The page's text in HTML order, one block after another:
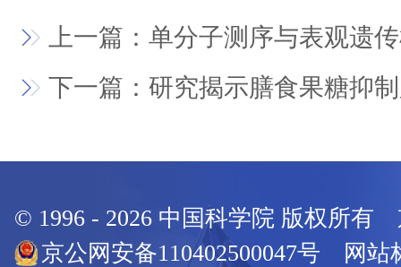
上一篇：单分子测序与表观遗
下一篇：研究揭示膳食果糖抑
© 1996 - 2026 中国科学院 版权所有
京公网安备110402500047号 网站